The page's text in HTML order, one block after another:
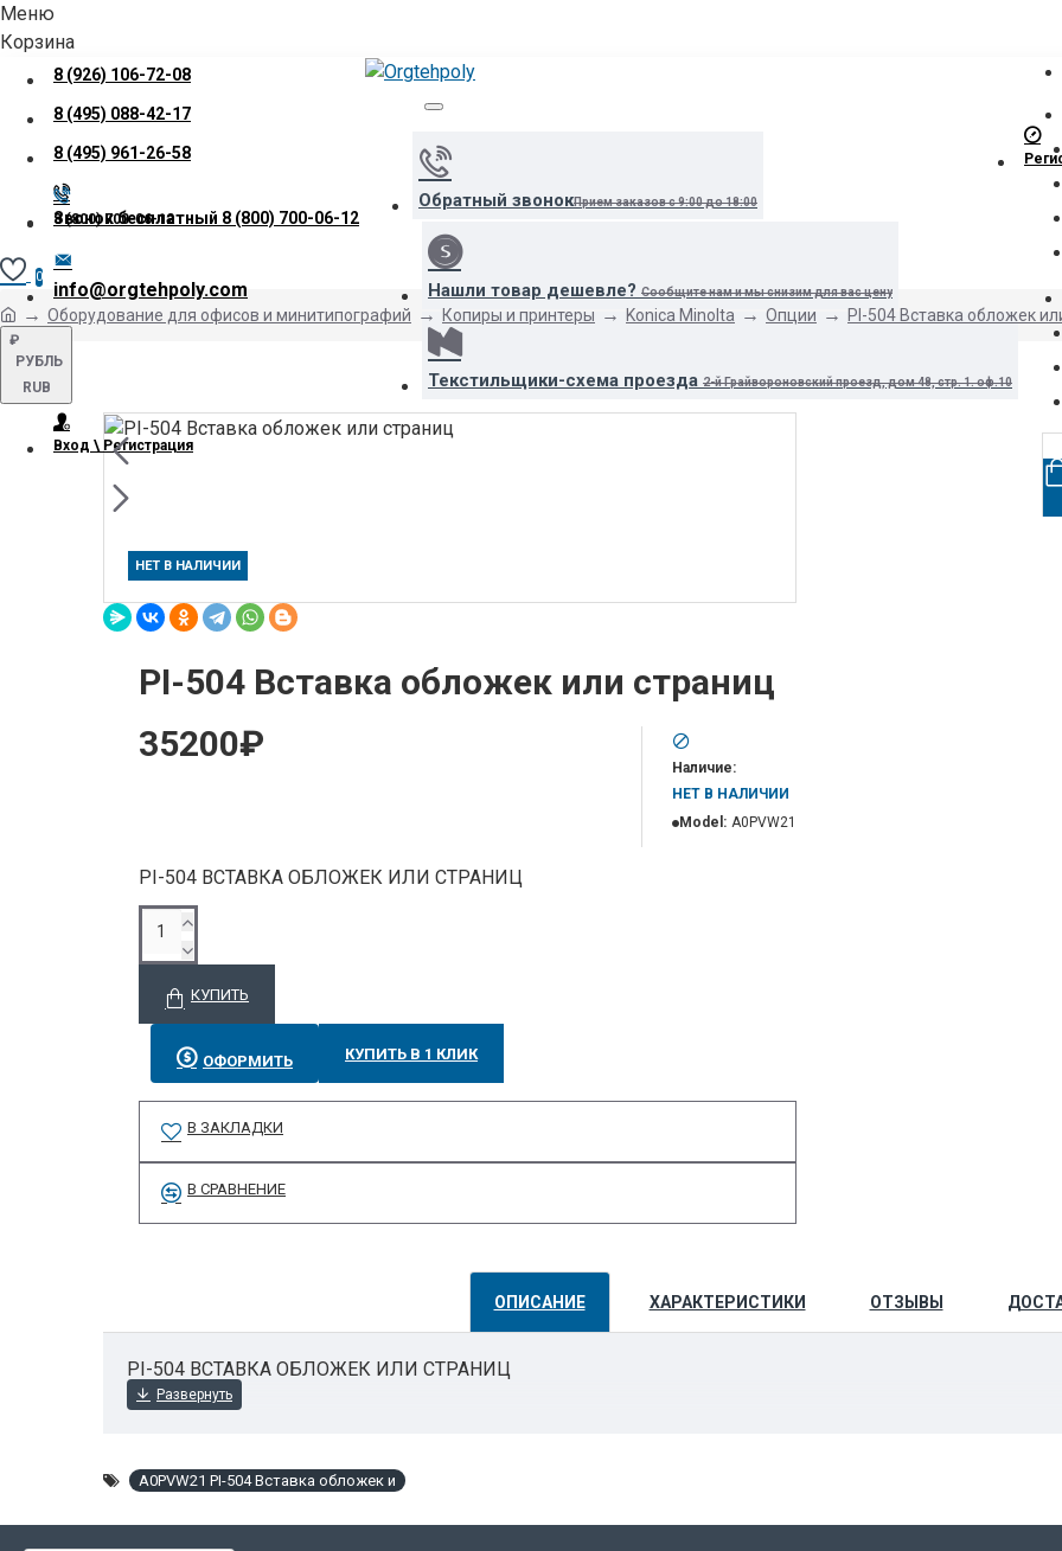
Меню
Корзина
8 (926) 106-72-08
8 (495) 088-42-17
8 (495) 961-26-58
Звонок бесплатный 8 (800) 700-06-12
info@orgtehpoly.com
₽
РУБЛЬ
RUB
Вход \ Регистрация
Обратный звонокПрием заказов с 9:00 до 18:00
Нашли товар дешевле? Сообщите нам и мы снизим для вас цену
Текстильщики-схема проезда 2-й Грайвороновский проезд, дом 48, стр. 1. оф.10
8 (800) 700-06-12
0
Оборудование для офисов и минитипографий Копиры и принтеры Konica Minolta Опции PI-504 Вставка обложек
НЕТ В НАЛИЧИИ
PI-504 Вставка обложек или страниц
35200₽
Наличие:
НЕТ В НАЛИЧИИ
Model: A0PVW21
PI-504 ВСТАВКА ОБЛОЖЕК ИЛИ СТРАНИЦ
КУПИТЬ
ОФОРМИТЬ КУПИТЬ В 1 КЛИК
В ЗАКЛАДКИ
В СРАВНЕНИЕ
ОПИСАНИЕ ХАРАКТЕРИСТИКИ ОТЗЫВЫ
PI-504 ВСТАВКА ОБЛОЖЕК ИЛИ СТРАНИЦ
A0PVW21 PI-504 Вставка обложек и